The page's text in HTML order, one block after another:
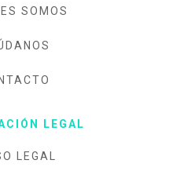
SOMOS
LEGAL
LEGAL